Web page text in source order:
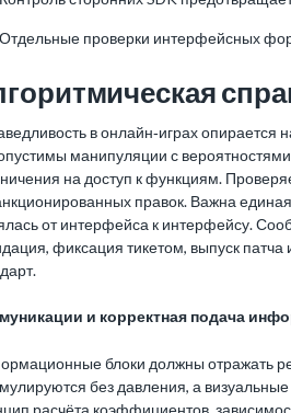
Отдельные проверки интерфейсных
в онлайн‑играх опирается
манипуляции с
на доступ к функциям.
правок. Важна
от интерфейса к интерфейсу.
фиксация тикетом, выпуск
и корректная подача
блоки должны отражать
без давления, а
расчёта коэффициентов,